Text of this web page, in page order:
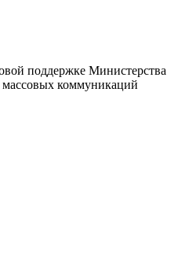
поддержке Министерства
массовых коммуникаций